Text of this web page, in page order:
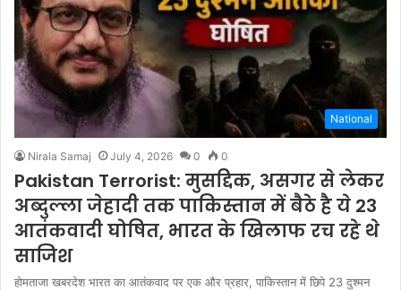
National
Nirala Samaj July 4, 2026 0 0
Pakistan Terrorist: मुसद्दिक, असगर से लेकर
अब्दुल्ला जेहादी तक पाकिस्तान में बैठे है ये 23
आतंकवादी घोषित, भारत के खिलाफ रच रहे थे
साजिश
होमताजा खबरदेश भारत का आतंकवाद पर एक और प्रहार, पाकिस्तान में छिपे 23 दुश्मन